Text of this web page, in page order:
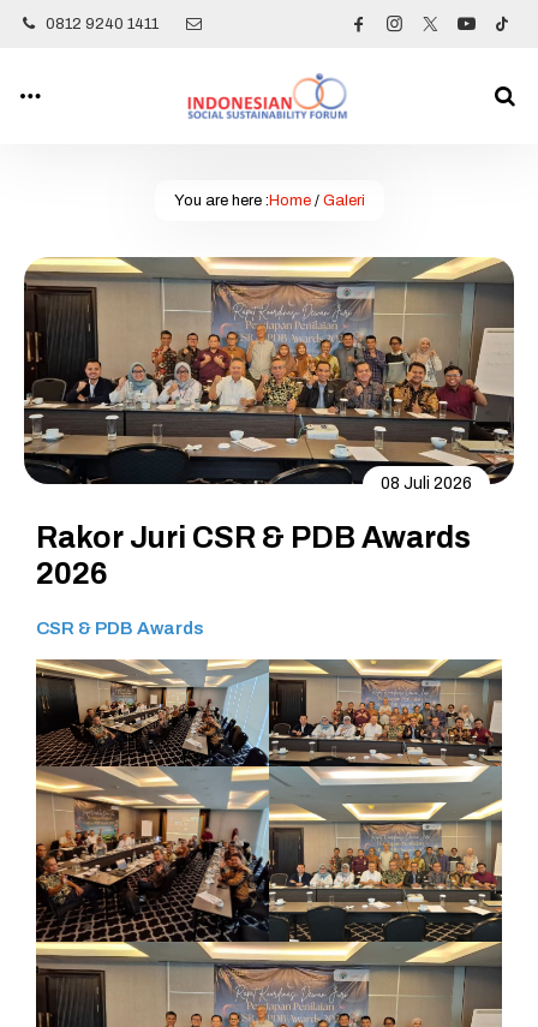
0812 9240 1411
You are here : Home/ Galeri
08 Juli 2026
Rakor Juri CSR & PDB Awards
2026
CSR & PDB Awards